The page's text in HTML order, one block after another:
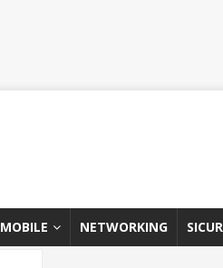
MOBILE NETWORKING